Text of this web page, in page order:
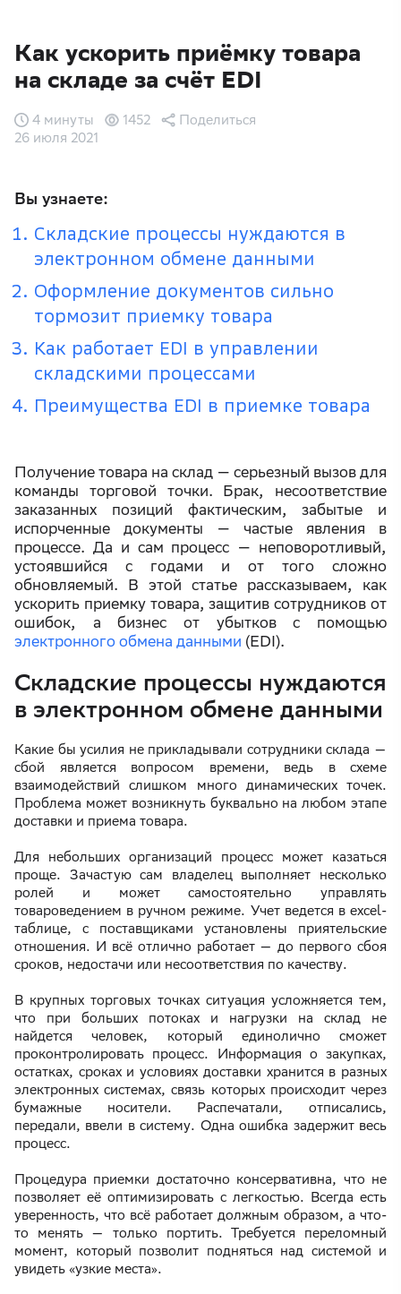
Как ускорить приёмку товара
на складе за счёт EDI
26 июля 2021
4 минуты 1452 Поделиться
Вы узнаете:
Складские процессы нуждаются в
электронном обмене данными
Оформление документов сильно
тормозит приемку товара
Как работает EDI в управлении
складскими процессами
Преимущества EDI в приемке товара
Получение товара на склад — серьезный вызов для
команды торговой точки. Брак, несоответствие
заказанных позиций фактическим, забытые и
испорченные документы — частые явления в
процессе. Да и сам процесс — неповоротливый,
устоявшийся с годами и от того сложно
обновляемый. В этой статье рассказываем, как
ускорить приемку товара, защитив сотрудников от
ошибок, а бизнес от убытков с помощью
электронного обмена данными (EDI).
Складские процессы нуждаются
в электронном обмене данными
Какие бы усилия не прикладывали сотрудники склада —
сбой является вопросом времени, ведь в схеме
взаимодействий слишком много динамических точек.
Проблема может возникнуть буквально на любом этапе
доставки и приема товара.
Для небольших организаций процесс может казаться
проще. Зачастую сам владелец выполняет несколько
ролей и может самостоятельно управлять
товароведением в ручном режиме. Учет ведется в excel-
таблице, с поставщиками установлены приятельские
отношения. И всё отлично работает — до первого сбоя
сроков, недостачи или несоответствия по качеству.
В крупных торговых точках ситуация усложняется тем,
что при больших потоках и нагрузки на склад не
найдется человек, который единолично сможет
проконтролировать процесс. Информация о закупках,
остатках, сроках и условиях доставки хранится в разных
электронных системах, связь которых происходит через
бумажные носители. Распечатали, отписались,
передали, ввели в систему. Одна ошибка задержит весь
процесс.
Процедура приемки достаточно консервативна, что не
позволяет её оптимизировать с легкостью. Всегда есть
уверенность, что всё работает должным образом, а что-
то менять — только портить. Требуется переломный
момент, который позволит подняться над системой и
увидеть «узкие места».